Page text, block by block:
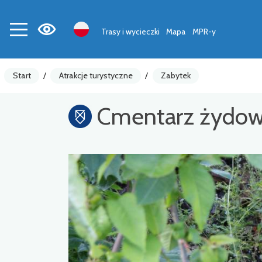
Trasy i wycieczki Mapa MPR-y
Start / Atrakcje turystyczne / Zabytek
Cmentarz